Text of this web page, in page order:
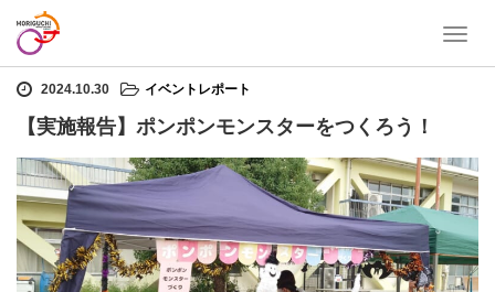
T
n
a
i
g
ホーム
2024.10.30 イベントレポート
【実施報告】ポンポンモンスターをつくろう！